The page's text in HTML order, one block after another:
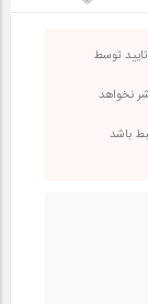
توسط
نخواهد
باشد